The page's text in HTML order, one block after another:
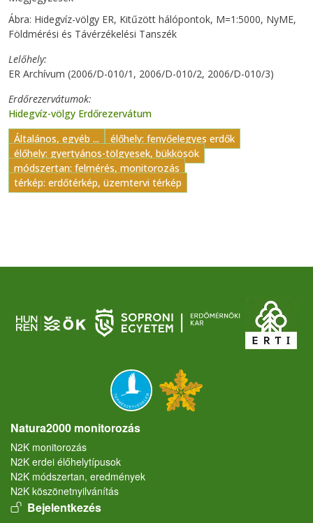
Ábra: Hidegvíz-völgy ER, Kitűzött hálópontok, M=1:5000, NyME,
Földmérési és Távérzékelési Tanszék
Lelőhely
ER Archívum (2006/D-010/1, 2006/D-010/2, 2006/D-010/3)
Erdőrezervátumok
Hidegvíz-völgy Erdőrezervátum
Általános, egyéb ...
élőhely: fenyőelegyes erdők
élőhely: gyertyános-tölgyesek, bükkösök
módszertan: felmérés, monitorozás
térkép: erdőtérkép, üzemtervi térkép
Natura2000 monitorozás
N2K monitorozás
N2K erdei élőhelytípusok
N2K módszertan, eredmények
N2K köszönetnyilvánítás
User account menu
Bejelentkezés